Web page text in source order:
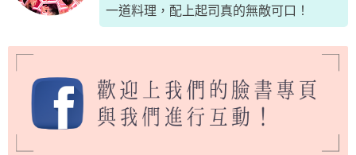
一道料理，配上起司真的無敵可口！